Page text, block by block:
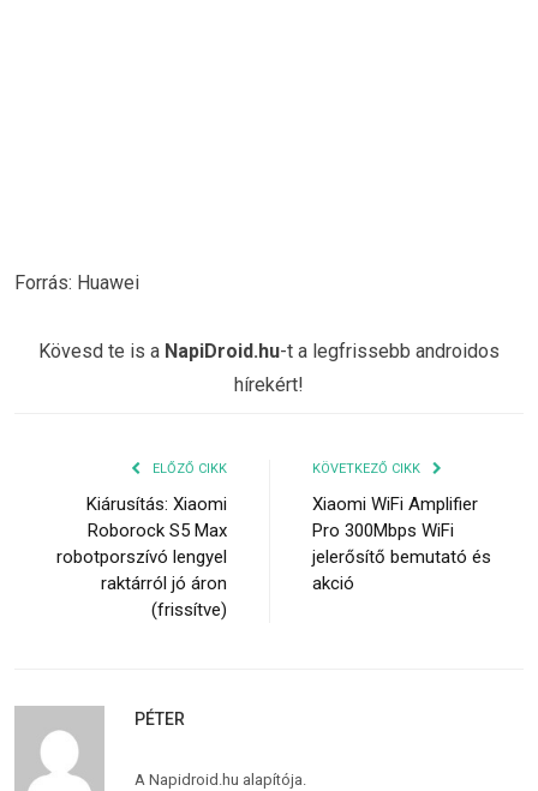
Forrás: Huawei
Kövesd te is a NapiDroid.hu-t a legfrissebb androidos
hírekért!
ELŐZŐ CIKK
Kiárusítás: Xiaomi
Roborock S5 Max
robotporszívó lengyel
raktárról jó áron
(frissítve)
KÖVETKEZŐ CIKK
Xiaomi WiFi Amplifier
Pro 300Mbps WiFi
jelerősítő bemutató és
akció
PÉTER
A Napidroid.hu alapítója.